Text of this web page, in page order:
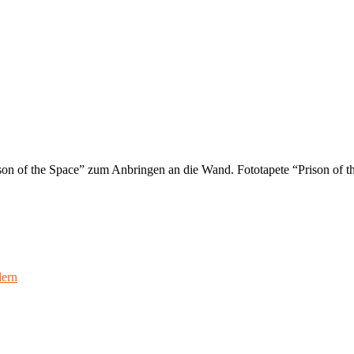
of the Space” zum Anbringen an die Wand. Fototapete “Prison